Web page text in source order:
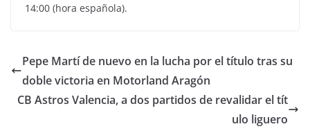
14:00 (hora española).
Pepe Martí de nuevo en la lucha por el título tras su
doble victoria en Motorland Aragón
CB Astros Valencia, a dos partidos de revalidar el tít
ulo liguero